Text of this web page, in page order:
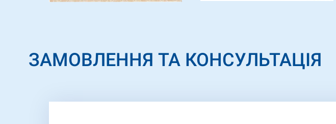
ЗАМОВЛЕННЯ ТА КОНСУЛЬТАЦІЯ